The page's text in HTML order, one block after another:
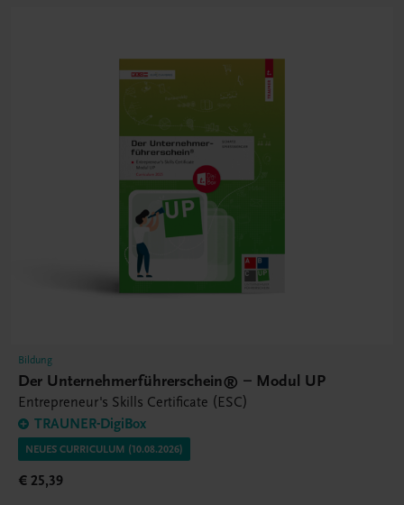
Bildung
Der Unternehmerführerschein® – Modul UP
Entrepreneur's Skills Certificate (ESC)
TRAUNER-DigiBox
NEUES CURRICULUM (10.08.2026)
€ 25,39